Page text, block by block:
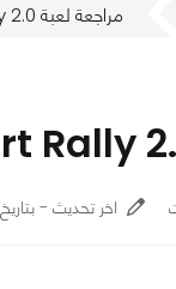
مراجعة لعبة Dirt Rally 2.0 من Codemasters
اخر تحديث - بتاريخ 2023-05-07